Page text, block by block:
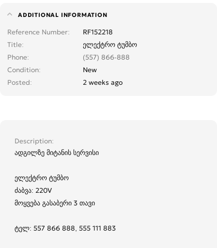
ADDITIONAL INFORMATION
Reference Number
RF152218
Title
ელექტრო ტუმბო
Phone
(557) 866-888
Condition
New
Posted
2 weeks ago
Description
ადგილზე მიტანის სერვისი
ელექტრო ტუმბო
ძაბვა: 220V
მოყვება გასაბერი 3 თავი
ტელ: 557 866 888, 555 111 883